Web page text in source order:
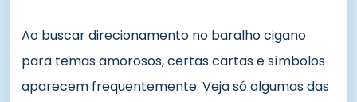
Ao buscar direcionamento no baralho cigano
para temas amorosos, certas cartas e símbolos
aparecem frequentemente. Veja só algumas das